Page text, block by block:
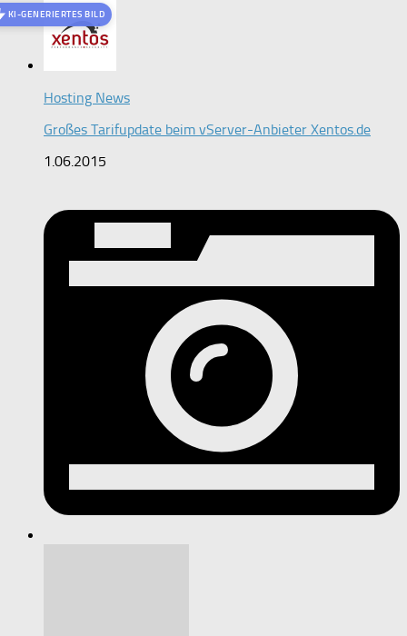
KI-GENERIERTES BILD
Hosting News
Großes Tarifupdate beim vServer-Anbieter Xentos.de
1.06.2015